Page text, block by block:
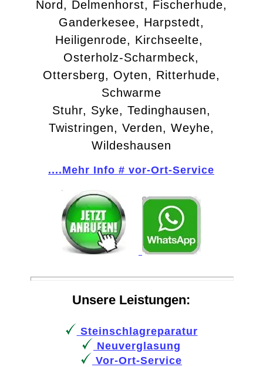
Nord, Delmenhorst, Fischerhude,
Ganderkesee, Harpstedt,
Heiligenrode, Kirchseelte,
Osterholz-Scharmbeck,
Ottersberg, Oyten, Ritterhude,
Schwarme
Stuhr, Syke, Tedinghausen,
Twistringen, Verden, Weyhe,
Wildeshausen
....Mehr Info # vor-Ort-Service
Unsere Leistungen:
Steinschlagreparatur
Neuverglasung
Vor-Ort-Service